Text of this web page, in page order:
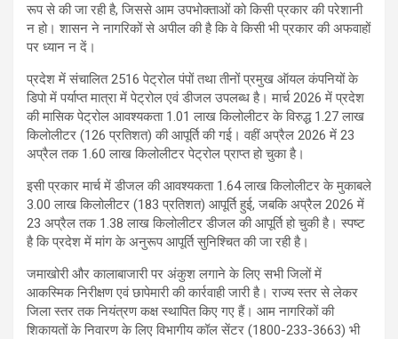
रूप से की जा रही है, जिससे आम उपभोक्ताओं को किसी प्रकार की परेशानी
न हो। शासन ने नागरिकों से अपील की है कि वे किसी भी प्रकार की अफवाहों
पर ध्यान न दें।
प्रदेश में संचालित 2516 पेट्रोल पंपों तथा तीनों प्रमुख ऑयल कंपनियों के
डिपो में पर्याप्त मात्रा में पेट्रोल एवं डीजल उपलब्ध है। मार्च 2026 में प्रदेश
की मासिक पेट्रोल आवश्यकता 1.01 लाख किलोलीटर के विरुद्ध 1.27 लाख
किलोलीटर (126 प्रतिशत) की आपूर्ति की गई। वहीं अप्रैल 2026 में 23
अप्रैल तक 1.60 लाख किलोलीटर पेट्रोल प्राप्त हो चुका है।
इसी प्रकार मार्च में डीजल की आवश्यकता 1.64 लाख किलोलीटर के मुकाबले
3.00 लाख किलोलीटर (183 प्रतिशत) आपूर्ति हुई, जबकि अप्रैल 2026 में
23 अप्रैल तक 1.38 लाख किलोलीटर डीजल की आपूर्ति हो चुकी है। स्पष्ट
है कि प्रदेश में मांग के अनुरूप आपूर्ति सुनिश्चित की जा रही है।
जमाखोरी और कालाबाजारी पर अंकुश लगाने के लिए सभी जिलों में
आकस्मिक निरीक्षण एवं छापेमारी की कार्रवाही जारी है। राज्य स्तर से लेकर
जिला स्तर तक नियंत्रण कक्ष स्थापित किए गए हैं। आम नागरिकों की
शिकायतों के निवारण के लिए विभागीय कॉल सेंटर (1800-233-3663) भी